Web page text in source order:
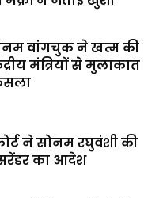
वांगचुक ने खत्म की
मंत्रियों से मुलाकात
ने सोनम रघुवंशी की
का आदेश